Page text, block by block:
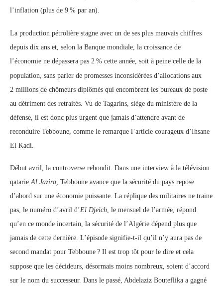
l’inflation (plus de 9 % par an).
La production pétrolière stagne avec un de ses plus mauvais chiffres
depuis dix ans et, selon la Banque mondiale, la croissance de
l’économie ne dépassera pas 2 % cette année, soit à peine celle de la
population, sans parler de promesses inconsidérées d’allocations aux
2 millions de chômeurs diplômés qui encombrent les bureaux de poste
au détriment des retraités. Vu de Tagarins, siège du ministère de la
défense, il est donc plus urgent que jamais d’attendre avant de
reconduire Tebboune, comme le remarque l’article courageux d’Ihsane
El Kadi.
Début avril, la controverse rebondit. Dans une interview à la télévision
qatarieAl Jazira, Tebboune avance que la sécurité du pays repose
d’abord sur une économie puissante. La réplique des militaires ne traine
pas, le numéro d’avril d’El Djeich, le mensuel de l’armée, répond
qu’en ce monde incertain, la sécurité de l’Algérie dépend plus que
jamais de cette dernière. L’épisode signifie-t-il qu’il n’y aura pas de
second mandat pour Tebboune ? Il est trop tôt pour le dire et cela
suppose que les décideurs, désormais moins nombreux, soient d’accord
sur le nom du successeur. Dans le passé, Abdelaziz Bouteflika a gagné